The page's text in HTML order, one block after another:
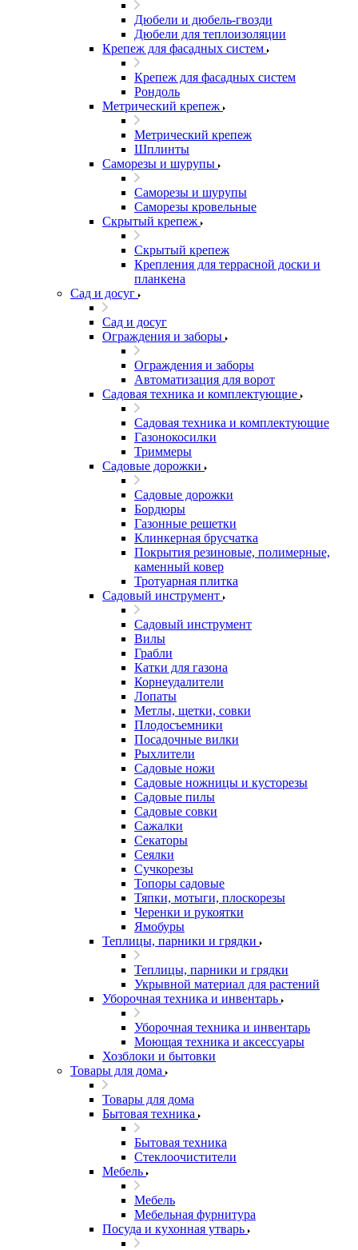
Дюбели и дюбель-гвозди
Дюбели для теплоизоляции
Крепеж для фасадных систем
Крепеж для фасадных систем
Рондоль
Метрический крепеж
Метрический крепеж
Шплинты
Саморезы и шурупы
Саморезы и шурупы
Саморезы кровельные
Скрытый крепеж
Скрытый крепеж
Крепления для террасной доски и
планкена
Сад и досуг
Сад и досуг
Ограждения и заборы
Ограждения и заборы
Автоматизация для ворот
Садовая техника и комплектующие
Садовая техника и комплектующие
Газонокосилки
Триммеры
Садовые дорожки
Садовые дорожки
Бордюры
Газонные решетки
Клинкерная брусчатка
Покрытия резиновые, полимерные,
каменный ковер
Тротуарная плитка
Садовый инструмент
Садовый инструмент
Вилы
Грабли
Катки для газона
Корнеудалители
Лопаты
Метлы, щетки, совки
Плодосъемники
Посадочные вилки
Рыхлители
Садовые ножи
Садовые ножницы и кусторезы
Садовые пилы
Садовые совки
Сажалки
Секаторы
Сеялки
Сучкорезы
Топоры садовые
Тяпки, мотыги, плоскорезы
Черенки и рукоятки
Ямобуры
Теплицы, парники и грядки
Теплицы, парники и грядки
Укрывной материал для растений
Уборочная техника и инвентарь
Уборочная техника и инвентарь
Моющая техника и аксессуары
Хозблоки и бытовки
Товары для дома
Товары для дома
Бытовая техника
Бытовая техника
Стеклоочистители
Мебель
Мебель
Мебельная фурнитура
Посуда и кухонная утварь